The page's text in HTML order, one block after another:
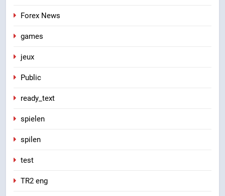
Forex News
games
jeux
Public
ready_text
spielen
spilen
test
TR2 eng